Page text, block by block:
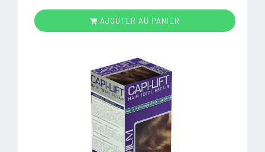
AJOUTER AU PANIER